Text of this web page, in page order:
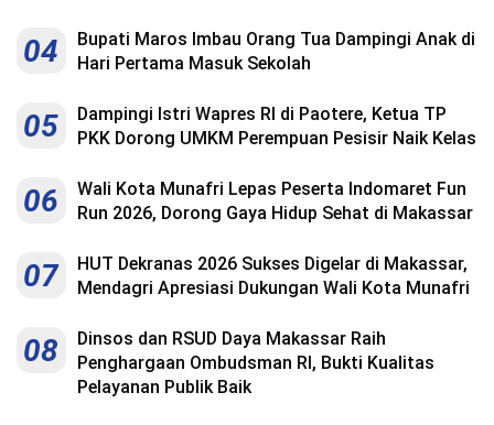
04
Bupati Maros Imbau Orang Tua Dampingi Anak di
Hari Pertama Masuk Sekolah
05
Dampingi Istri Wapres RI di Paotere, Ketua TP
PKK Dorong UMKM Perempuan Pesisir Naik Kelas
06
Wali Kota Munafri Lepas Peserta Indomaret Fun
Run 2026, Dorong Gaya Hidup Sehat di Makassar
07
HUT Dekranas 2026 Sukses Digelar di Makassar,
Mendagri Apresiasi Dukungan Wali Kota Munafri
08
Dinsos dan RSUD Daya Makassar Raih
Penghargaan Ombudsman RI, Bukti Kualitas
Pelayanan Publik Baik